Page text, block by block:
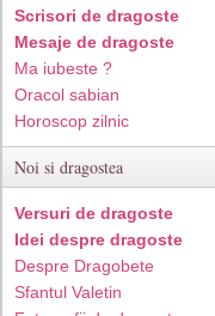
Scrisori de dragoste
Mesaje de dragoste
Ma iubeste ?
Oracol sabian
Horoscop zilnic
Noi si dragostea
Versuri de dragoste
Idei despre dragoste
Despre Dragobete
Sfantul Valetin